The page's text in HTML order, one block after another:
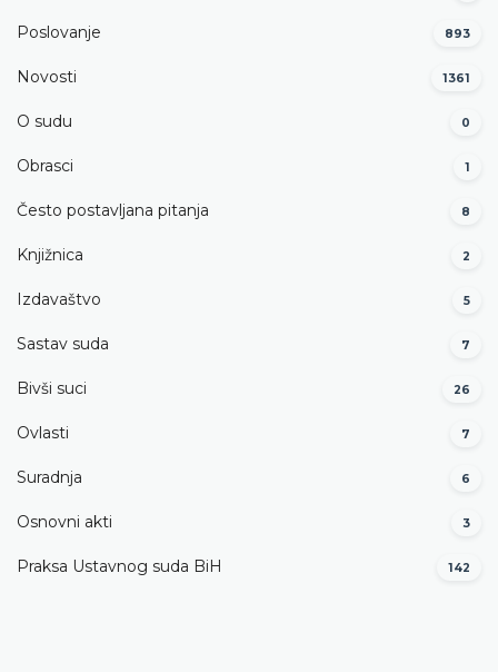
Poslovanje 893
Novosti 1361
O sudu 0
Obrasci 1
Često postavljana pitanja 8
Knjižnica 2
Izdavaštvo 5
Sastav suda 7
Bivši suci 26
Ovlasti 7
Suradnja 6
Osnovni akti 3
Praksa Ustavnog suda BiH 142